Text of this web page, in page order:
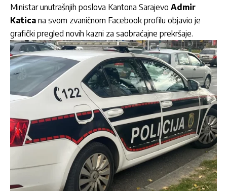
Ministar unutrašnjih poslova Kantona Sarajevo Admir
Katica na svom zvaničnom Facebook profilu objavio je
grafički pregled novih kazni za saobraćajne prekršaje.